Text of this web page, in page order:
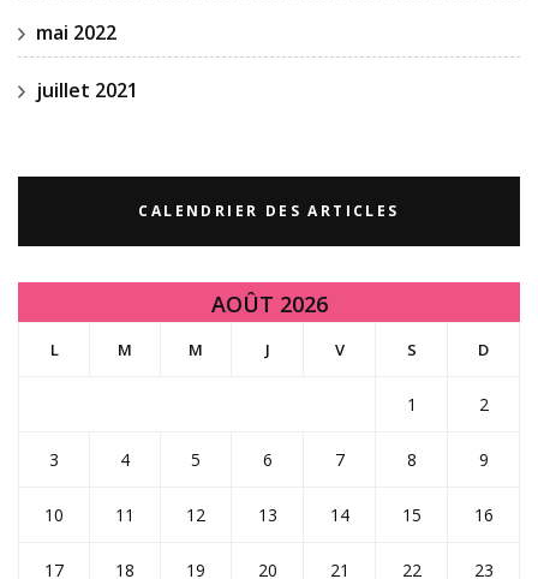
mai 2022
juillet 2021
CALENDRIER DES ARTICLES
AOÛT 2026
L M M J V S D
1 2
3 4 5 6 7 8 9
10 11 12 13 14 15 16
17 18 19 20 21 22 23